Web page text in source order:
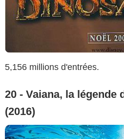
5,156 millions d'entrées.
20 - Vaiana, la légende
(2016)